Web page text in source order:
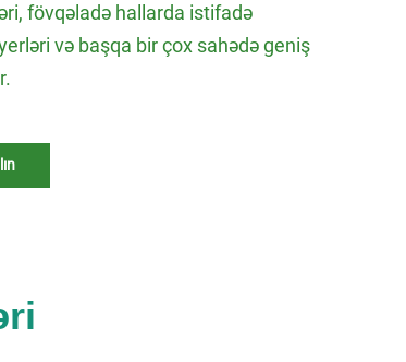
fövqəladə hallarda istifadə
və başqa bir çox sahədə geniş